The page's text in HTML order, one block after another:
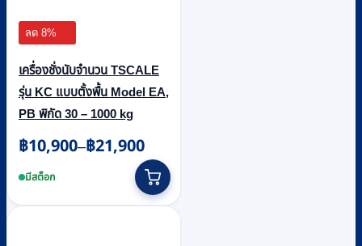
ลด 8%
เครื่องชั่งนับจำนวน TSCALE
รุ่น KC แบบตั้งพื้น Model EA,
PB พิกัด 30 – 1000 kg
฿10,900–฿21,900
Price
range:
฿10,900
through
มีสต็อก
product